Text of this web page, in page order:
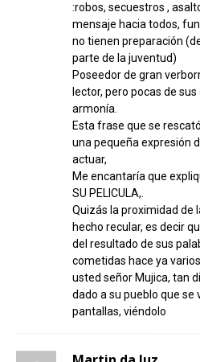
:robos, secuestros ,
mensaje hacia todos,
no tienen preparación
parte de la juventud)
Poseedor de gran
lector, pero pocas de
armonía.
Esta frase que se
una pequeña expresión
actuar,
Me encantaría que
SU PELICULA,.
Quizás la proximidad de
hecho recular, es decir
del resultado de sus
cometidas hace ya
usted señor Mujica, tan
dado a su pueblo que se
pantallas, viéndolo